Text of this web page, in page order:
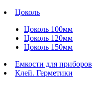
Цоколь
Цоколь 100мм
Цоколь 120мм
Цоколь 150мм
Емкости для приборов
Клей. Герметики